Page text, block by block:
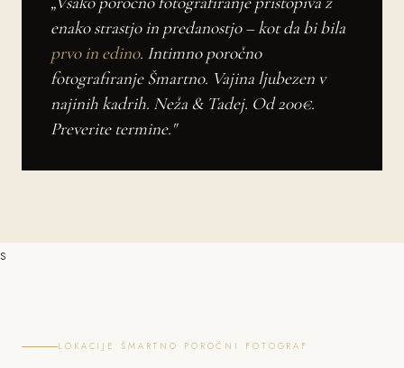
enako strastjo in predanostjo – kot da bi bila
prvo in edino. Intimno poročno
fotografiranje Šmartno. Vajina ljubezen v
najinih kadrih. Neža & Tadej. Od 200€.
Preverite termine."
s
LOKACIJE ŠMARTNO POROČNI FOTOGRAF